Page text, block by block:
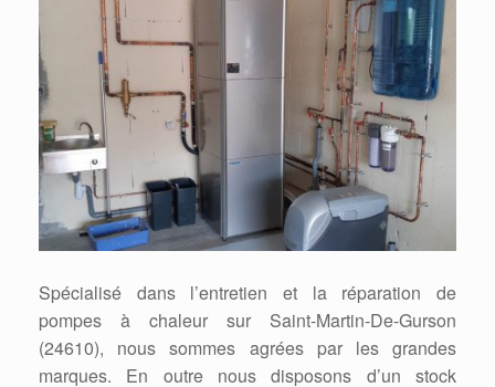
Spécialisé dans l’entretien et la réparation de
pompes à chaleur sur Saint-Martin-De-Gurson
(24610), nous sommes agrées par les grandes
marques. En outre nous disposons d’un stock